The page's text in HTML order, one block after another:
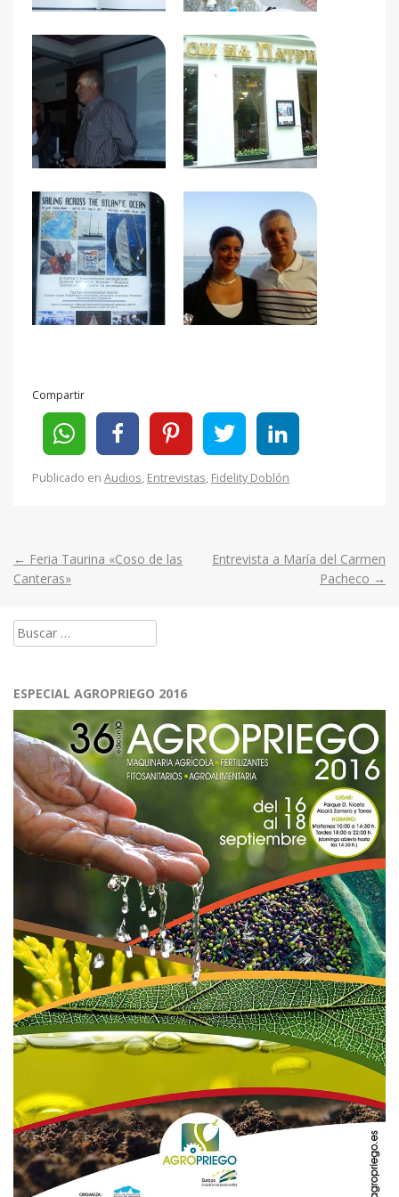
Compartir
Publicado en Audios, Entrevistas, Fidelity Doblón
Post
← Feria Taurina «Coso de las
Canteras»
Entrevista a María del Carmen
Pacheco →
Buscar:
ESPECIAL AGROPRIEGO 2016